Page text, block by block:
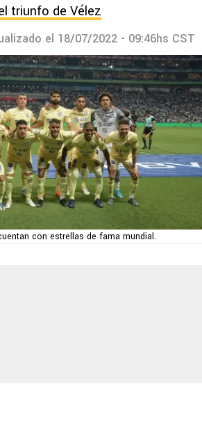
triunfo de Vélez
el 18/07/2022 - 09:46hs CST
con estrellas de fama mundial.